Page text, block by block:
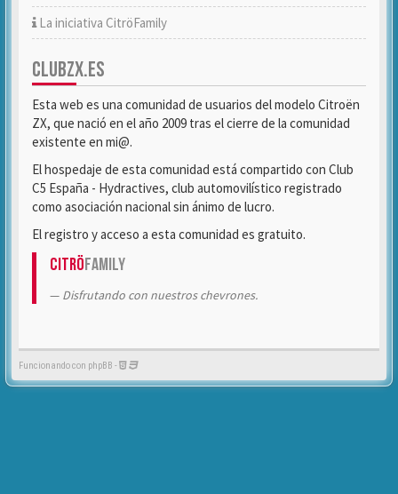
La iniciativa CitröFamily
CLUBZX.ES
Esta web es una comunidad de usuarios del modelo Citroën
ZX, que nació en el año 2009 tras el cierre de la comunidad
existente en mi@.
El hospedaje de esta comunidad está compartido con Club
C5 España - Hydractives, club automovilístico registrado
como asociación nacional sin ánimo de lucro.
El registro y acceso a esta comunidad es gratuito.
CitröFamily
Disfrutando con nuestros chevrones.
Funcionando con phpBB -